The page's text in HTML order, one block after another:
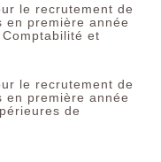
le recrutement de
en première année
Comptabilité et
le recrutement de
en première année
de